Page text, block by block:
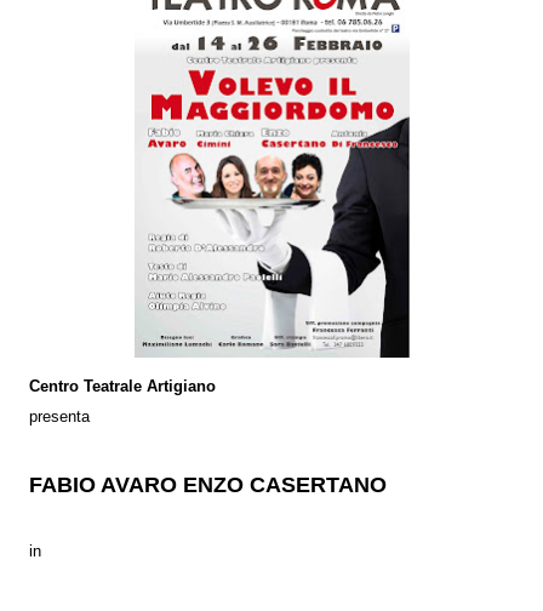
Centro Teatrale Artigiano
presenta
FABIO AVARO ENZO CASERTANO
in